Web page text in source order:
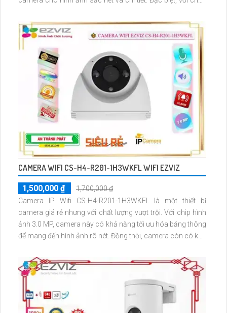
quan sát tốt trong môi trường thiếu sáng
CAMERA WIFI CS-H4-R201-1H3WKFL WIFI EZVIZ
1,500,000 ₫
1,700,000 ₫
Camera IP Wifi CS-H4-R201-1H3WKFL là một thiết bị
camera giá rẻ nhưng với chất lượng vượt trội. Với chip hình
ảnh 3.0 MP, camera này có khả năng tối ưu hóa băng thông
để mang đến hình ảnh rõ nét. Đồng thời, camera còn có khả